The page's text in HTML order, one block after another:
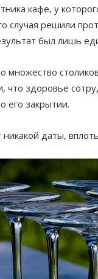
кафе, у
случая решили
был лишь
множество
здоровье
его закрытии.
даты,